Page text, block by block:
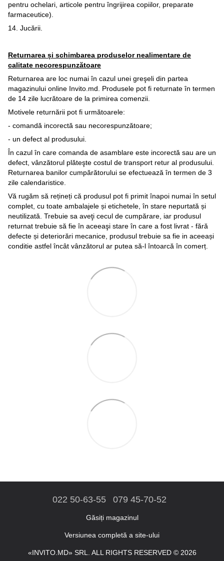
pentru ochelari, articole pentru îngrijirea copiilor, preparate
farmaceutice).
14. Jucării.
Returnarea și schimbarea produselor nealimentare de
calitate necorespunzătoare
Returnarea are loc numai în cazul unei greşeli din partea
magazinului online Invito.md. Produsele pot fi returnate în termen
de 14 zile lucrătoare de la primirea comenzii.
Motivele returnării pot fi următoarele:
- comandă incorectă sau necorespunzătoare;
- un defect al produsului.
În cazul în care comanda de asamblare este incorectă sau are un
defect, vânzătorul plăteşte costul de transport retur al produsului.
Returnarea banilor cumpărătorului se efectuează în termen de 3
zile calendaristice.
Vă rugăm să rețineți că produsul pot fi primit înapoi numai în setul
complet, cu toate ambalajele și etichetele, în stare nepurtată și
neutilizată. Trebuie sa aveţi cecul de cumpărare, iar produsul
returnat trebuie să fie în aceeaşi stare în care a fost livrat - fără
defecte și deteriorări mecanice, produsul trebuie sa fie in aceeași
conditie astfel încât vânzătorul ar putea să-l întoarcă în comerț.
022 50-63-55 079 45-70-52
Găsiți magazinul
Versiunea completă a site-ului
«INVITO.MD» SRL. ALL RIGHTS RESERVED © 2026